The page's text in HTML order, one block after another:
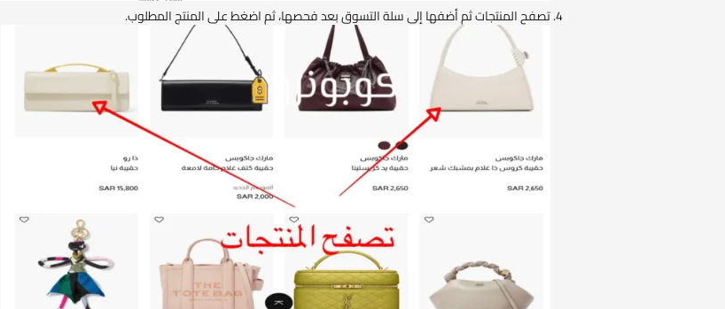
تصفح المنتجات ثم أضفها إلى سلة التسوق بعد فحصها، ثم اضغط على المنتج المطلوب.